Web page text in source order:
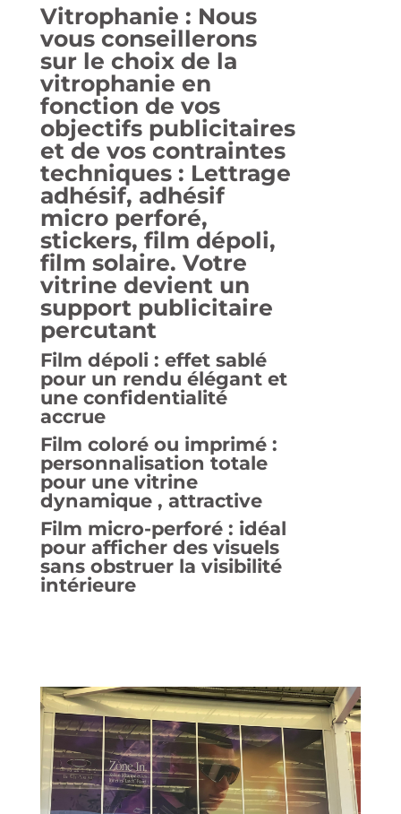
Vitrophanie : Nous
vous conseillerons
sur le choix de la
vitrophanie en
fonction de vos
objectifs publicitaires
et de vos contraintes
techniques : Lettrage
adhésif, adhésif
micro perforé,
stickers, film dépoli,
film solaire. Votre
vitrine devient un
support publicitaire
percutant
Film dépoli : effet sablé
pour un rendu élégant et
une confidentialité
accrue
Film coloré ou imprimé:
personnalisation totale
pour une vitrine
dynamique , attractive
Film micro-perforé: idéal
pour afficher des visuels
sans obstruer la visibilité
intérieure